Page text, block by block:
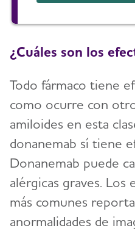
¿Cuáles son los
Todo fármaco tiene
como ocurre con
amiloides en esta
donanemab sí tiene
Donanemab puede
alérgicas graves. Los
más comunes
anormalidades de